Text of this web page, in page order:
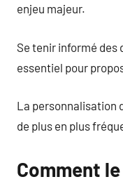
enjeu majeur.
Se tenir informé
essentiel pour
La personnalisation
de plus en plus
Comment